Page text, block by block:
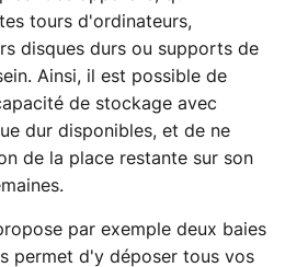
tours d'ordinateurs,
disques durs ou supports de
Ainsi, il est possible de
de stockage avec
dur disponibles, et de ne
de la place restante sur son
par exemple deux baies
permet d'y déposer tous vos